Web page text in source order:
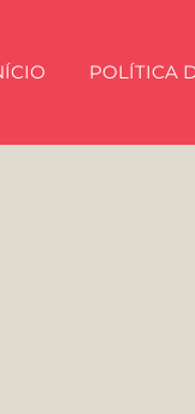
POLÍTICA